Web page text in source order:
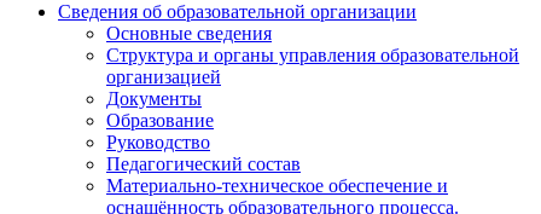
Сведения об образовательной организации
Основные сведения
Структура и органы управления образовательной
организацией
Документы
Образование
Руководство
Педагогический состав
Материально-техническое обеспечение и
оснащённость образовательного процесса.